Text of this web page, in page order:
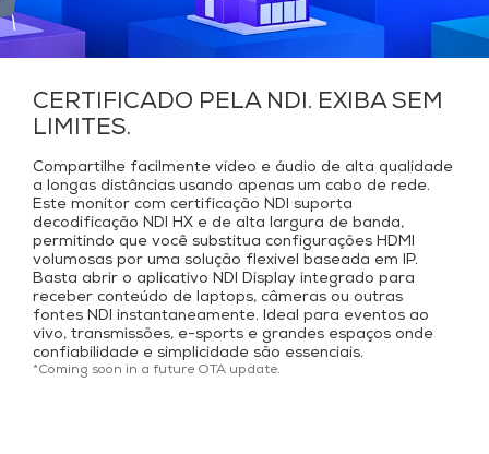
CERTIFICADO PELA NDI. EXIBA SEM
LIMITES.
Compartilhe facilmente vídeo e áudio de alta qualidade
a longas distâncias usando apenas um cabo de rede.
Este monitor com certificação NDI suporta
decodificação NDI HX e de alta largura de banda,
permitindo que você substitua configurações HDMI
volumosas por uma solução flexível baseada em IP.
Basta abrir o aplicativo NDI Display integrado para
receber conteúdo de laptops, câmeras ou outras
fontes NDI instantaneamente. Ideal para eventos ao
vivo, transmissões, e-sports e grandes espaços onde
confiabilidade e simplicidade são essenciais.
*Coming soon in a future OTA update.